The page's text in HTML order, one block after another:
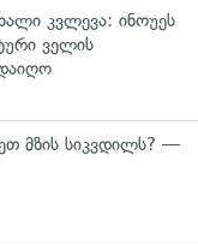
კვლევა: ინოუეს
ველის
მზის სიკვდილს? —